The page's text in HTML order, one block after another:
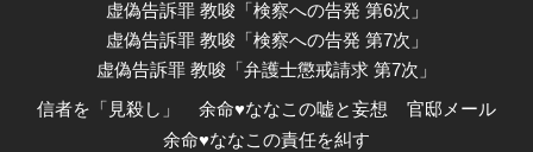
虚偽告訴罪 教唆「検察への告発 第6次」
虚偽告訴罪 教唆「検察への告発 第7次」
虚偽告訴罪 教唆「弁護士懲戒請求 第7次」
信者を「見殺し」 余命♥ななこの嘘と妄想
官邸メール
余命♥ななこの責任を糾す